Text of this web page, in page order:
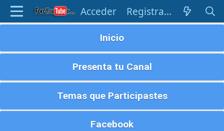
Acceder Registrarse
Inicio
Presenta tu Canal
Temas que Participastes
Facebook